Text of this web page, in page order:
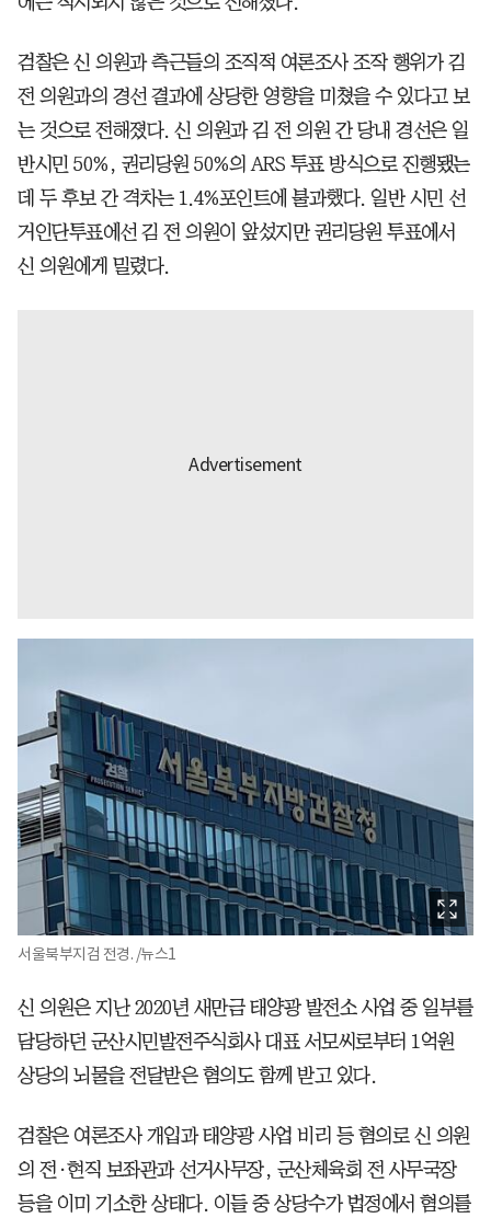
검찰은 신 의원과 측근들의 조직적 여론조사 조작 행위가 김
전 의원과의 경선 결과에 상당한 영향을 미쳤을 수 있다고 보
는 것으로 전해졌다. 신 의원과 김 전 의원 간 당내 경선은 일
반시민 50%, 권리당원 50%의 ARS 투표 방식으로 진행됐는
데 두 후보 간 격차는 1.4%포인트에 불과했다. 일반 시민 선
거인단투표에선 김 전 의원이 앞섰지만 권리당원 투표에서
신 의원에게 밀렸다.
서울북부지검 전경. /뉴스1
신 의원은 지난 2020년 새만금 태양광 발전소 사업 중 일부를
담당하던 군산시민발전주식회사 대표 서모씨로부터 1억원
상당의 뇌물을 전달받은 혐의도 함께 받고 있다.
검찰은 여론조사 개입과 태양광 사업 비리 등 혐의로 신 의원
의 전·현직 보좌관과 선거사무장, 군산체육회 전 사무국장
등을 이미 기소한 상태다. 이들 중 상당수가 법정에서 혐의를